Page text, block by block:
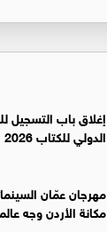
إغلاق باب
الدولي للكتاب 2026
مكانة الأردن وجه